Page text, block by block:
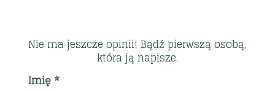
Nie ma jeszcze opinii! Bądź pierwszą osobą,
która ją napisze.
Imię *